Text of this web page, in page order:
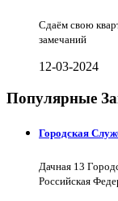
Сдаём свою
замечаний
12-03-2024
Популярные
Городская
Дачная 13
Российская